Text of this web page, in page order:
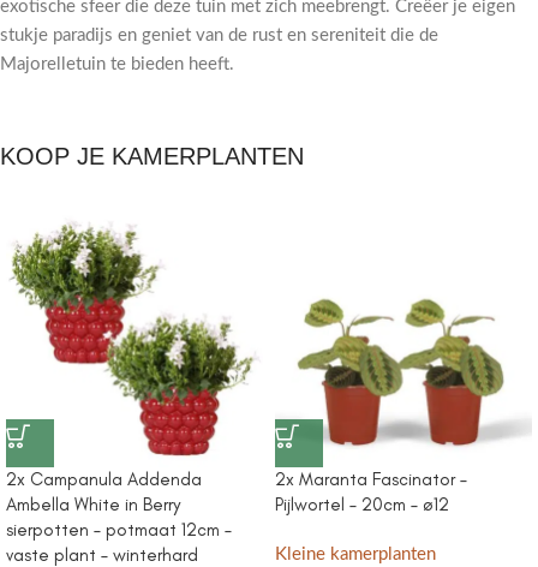
exotische sfeer die deze tuin met zich meebrengt. Creëer je eigen
stukje paradijs en geniet van de rust en sereniteit die de
Majorelletuin te bieden heeft.
KOOP JE KAMERPLANTEN
2x Campanula Addenda
Ambella White in Berry
sierpotten – potmaat 12cm –
vaste plant – winterhard
2x Maranta Fascinator –
Pijlwortel – 20cm – ø12
Kleine kamerplanten